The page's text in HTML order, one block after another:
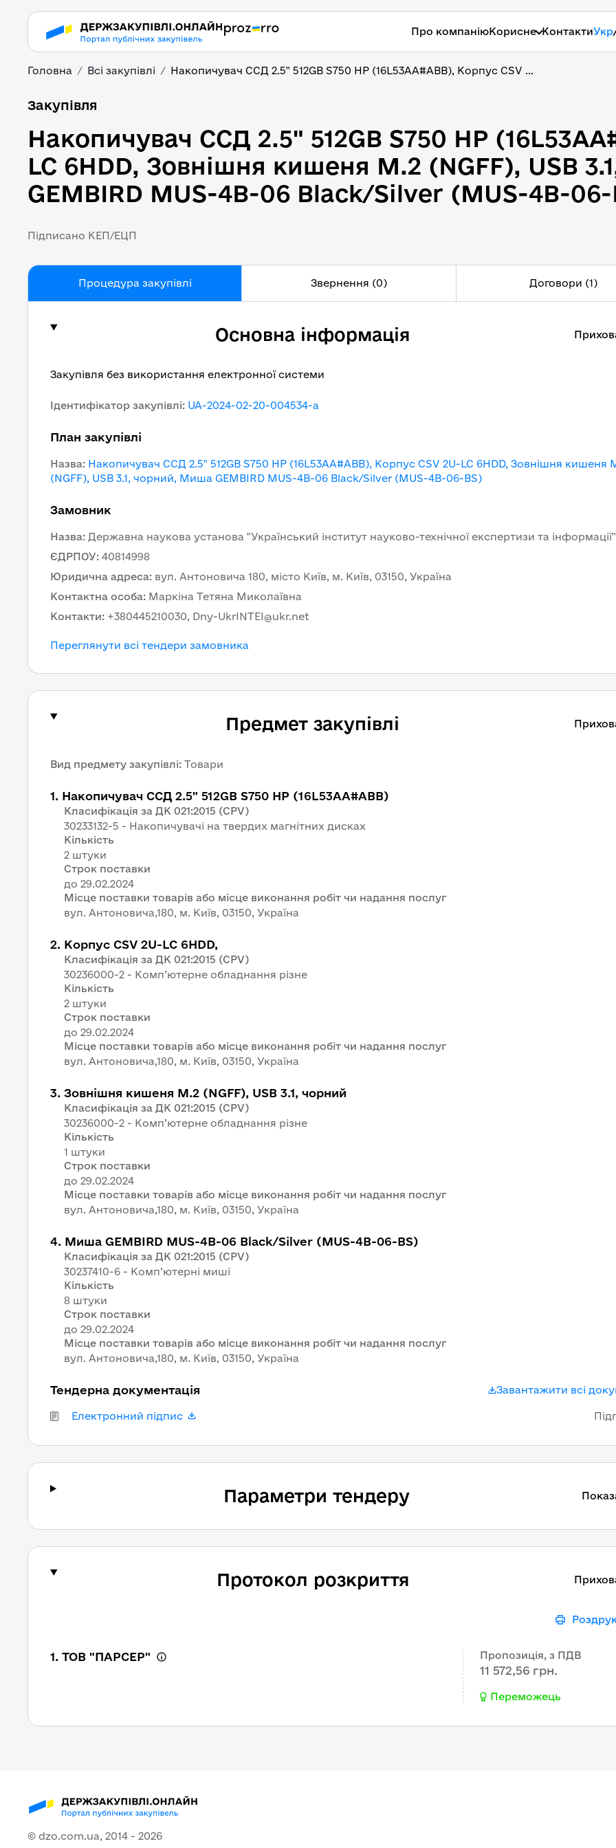
Про компаніюКорисне КонтактиУкр
Головна Всі закупівлі Накопичувач ССД 2.5" 512GB S750 HP (16L53AA#ABB), Корпус CSV ...
Накопичувач ССД 2.5" 512GB S750 HP
Закупівля
Накопичувач ССД 2.5" 512GB S750 HP
LC 6HDD, Зовнішня кишеня M.2 (NGFF), USB
GEMBIRD MUS-4B-06 Black/Silver (MUS-4B-06-
Підписано КЕП/ЕЦП
Процедура закупівлі Звернення (0) Договори (1)
Основна інформація
Закупівля без використання електронної системи
Ідентифікатор закупівлі: UA-2024-02-20-004534-a
План закупівлі
Назва: Накопичувач ССД 2.5" 512GB S750 HP (16L53AA#ABB), Корпус CSV 2U-LC 6HDD, Зовнішня кишеня
(NGFF), USB 3.1, чорний, Миша GEMBIRD MUS-4B-06 Black/Silver (MUS-4B-06-BS)
Замовник
Назва: Державна наукова установа "Український інститут науково-технічної експертизи та інформації"
ЄДРПОУ: 40814998
Юридична адреса: вул. Антоновича 180, місто Київ, м. Київ, 03150, Україна
Контактна особа: Маркіна Тетяна Миколаївна
Контакти: +380445210030, Dny-UkrINTEI@ukr.net
Переглянути всі тендери замовника
Предмет закупівлі
Вид предмету закупівлі: Товари
1. Накопичувач ССД 2.5" 512GB S750 HP (16L53AA#ABB)
Класифікація за ДК 021:2015 (CPV)
30233132-5 - Накопичувачі на твердих магнітних дисках
Кількість
2 штуки
Строк поставки
Місце поставки товарів або місце виконання робіт чи надання послуг
вул. Антоновича,180, м. Київ, 03150, Україна
2. Корпус CSV 2U-LC 6HDD,
Класифікація за ДК 021:2015 (CPV)
30236000-2 - Комп’ютерне обладнання різне
Кількість
2 штуки
Строк поставки
Місце поставки товарів або місце виконання робіт чи надання послуг
вул. Антоновича,180, м. Київ, 03150, Україна
3. Зовнішня кишеня M.2 (NGFF), USB 3.1, чорний
Класифікація за ДК 021:2015 (CPV)
30236000-2 - Комп’ютерне обладнання різне
Кількість
1 штуки
Строк поставки
Місце поставки товарів або місце виконання робіт чи надання послуг
вул. Антоновича,180, м. Київ, 03150, Україна
4. Миша GEMBIRD MUS-4B-06 Black/Silver (MUS-4B-06-BS)
Класифікація за ДК 021:2015 (CPV)
30237410-6 - Комп’ютерні миші
Кількість
8 штуки
Строк поставки
Місце поставки товарів або місце виконання робіт чи надання послуг
вул. Антоновича,180, м. Київ, 03150, Україна
Тендерна документація Завантажити всі
Електронний підпис
Параметри тендеру
Протокол розкриття
1. ТОВ "ПАРСЕР" Пропозиція, з ПДВ
11 572,56 грн.
Переможець
© dzo.com.ua, 2014 - 2026